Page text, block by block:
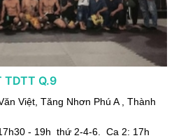
TDTT Q.9
Việt, Tăng Nhơn Phú A
Thành
- 19h thứ 2-4-6. Ca 2: 17h